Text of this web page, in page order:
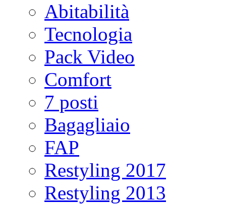
Abitabilità
Tecnologia
Pack Video
Comfort
7 posti
Bagagliaio
FAP
Restyling 2017
Restyling 2013